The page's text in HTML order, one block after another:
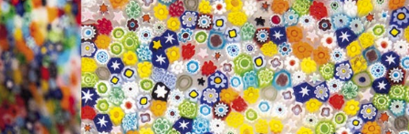
Album
Editoriali